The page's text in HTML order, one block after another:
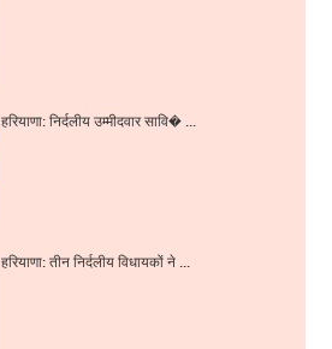
हरियाणा: निर्दलीय उम्मीदवार सावि� ...
हरियाणा: तीन निर्दलीय विधायकों ने ...